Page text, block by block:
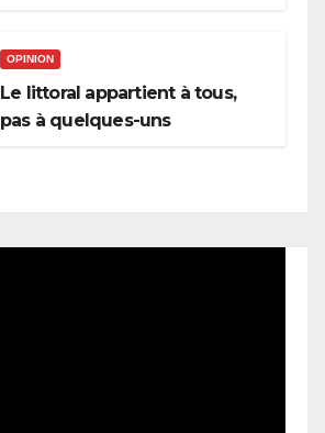
OPINION
Le littoral appartient à tous,
pas à quelques-uns